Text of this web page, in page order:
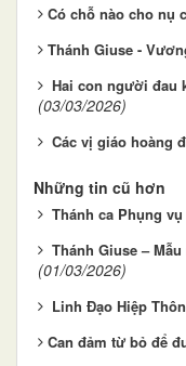
​​​​​​​Có chỗ nào cho nụ
​​​​​​​Thánh Giuse -
Hai con người đau
(03/03/2026)
Các vị giáo hoàng
Những tin cũ hơn
Thánh ca Phụng
Thánh Giuse –
(01/03/2026)
Linh Đạo Hiệp
​​​​​​​Can đảm từ bỏ để